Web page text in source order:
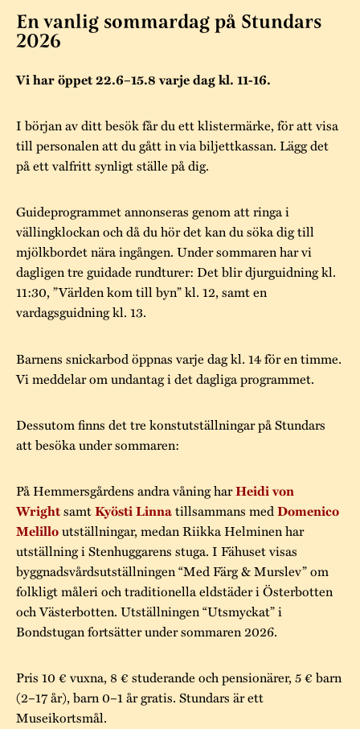
Tillgänglighet
Kontakta oss
Jarl Hemmer
Byggnadsvård
Rödmyllan
Museipedagogik
Projekt
Museisamlingarna
Stundarsvänner
Marknader
Årets Gunnar
registerbeskrivning
En vanlig sommardag på Stundars
2026
Vi har öppet 22.6–15.8 varje dag kl. 11-16.
I början av ditt besök får du ett klistermärke, för att visa
till personalen att du gått in via biljettkassan. Lägg det
på ett valfritt synligt ställe på dig.
Guideprogrammet annonseras genom att ringa i
vällingklockan och då du hör det kan du söka dig till
mjölkbordet nära ingången. Under sommaren har vi
dagligen tre guidade rundturer: Det blir djurguidning kl.
11:30, ”Världen kom till byn” kl. 12, samt en
vardagsguidning kl. 13.
Barnens snickarbod öppnas varje dag kl. 14 för en timme.
Vi meddelar om undantag i det dagliga programmet.
Dessutom finns det tre konstutställningar på Stundars
att besöka under sommaren:
På Hemmersgårdens andra våning harHeidi von
WrightsamtKyösti Linnatillsammans medDomenico
Melilloutställningar, medan Riikka Helminen har
utställning i Stenhuggarens stuga. I Fähuset visas
byggnadsvårdsutställningen “Med Färg & Murslev” om
folkligt måleri och traditionella eldstäder i Österbotten
och Västerbotten. Utställningen “Utsmyckat” i
Bondstugan fortsätter under sommaren 2026.
Pris 10 € vuxna, 8 € studerande och pensionärer, 5 € barn
(2–17 år), barn 0–1 år gratis. Stundars är ett
Museikortsmål.